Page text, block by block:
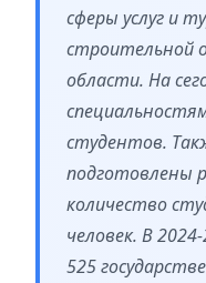
сферы услуг и
строительной
области. На
студентов.
подготовлены
количество
человек. В
525